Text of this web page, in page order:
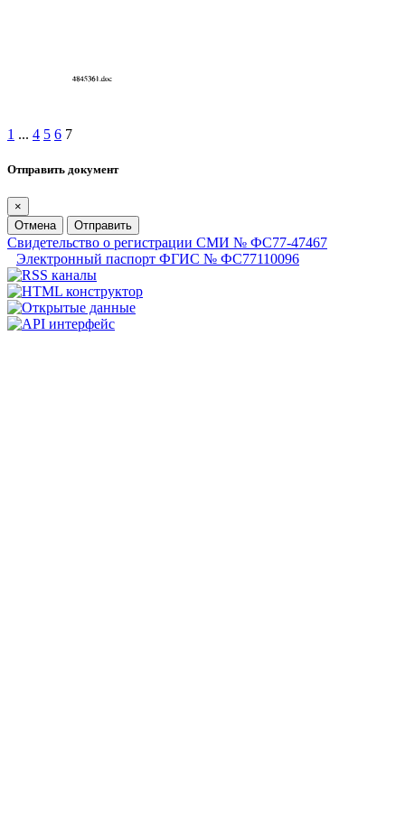
1 ... 4 5 6 7
Отправить документ
×
Отмена
Отправить
Свидетельство о регистрации СМИ № ФС77-47467
Электронный паспорт ФГИС № ФС77110096